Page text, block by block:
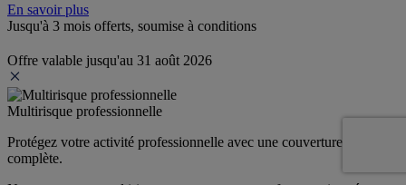
En savoir plus
Jusqu'à 3 mois offerts, soumise à conditions
Offre valable jusqu'au 31 août 2026
Multirisque professionnelle
Protégez votre activité professionnelle avec une couverture
complète.